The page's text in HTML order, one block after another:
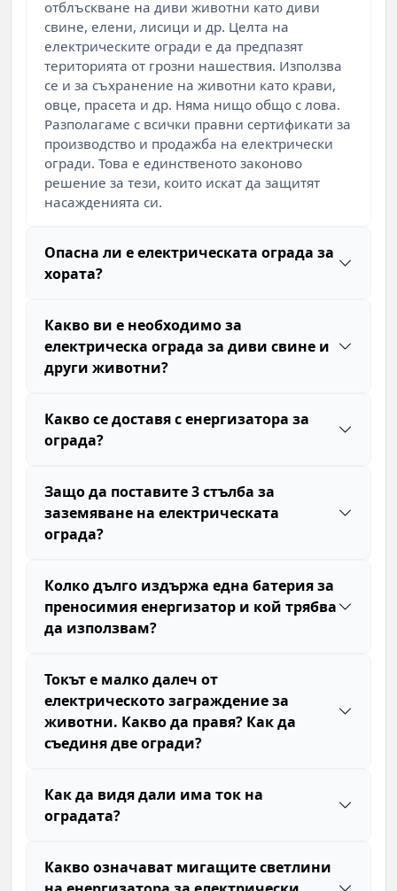
отблъскване на диви животни като диви
свине, елени, лисици и др. Целта на
електрическите огради е да предпазят
територията от грозни нашествия. Използва
се и за съхранение на животни като крави,
овце, прасета и др. Няма нищо общо с лова.
Разполагаме с всички правни сертификати за
производство и продажба на електрически
огради. Това е единственото законово
решение за тези, които искат да защитят
насажденията си.
Опасна ли е електрическата ограда за
хората?
Какво ви е необходимо за
електрическа ограда за диви свине и
други животни?
Какво се доставя с енергизатора за
ограда?
Защо да поставите 3 стълба за
заземяване на електрическата
ограда?
Колко дълго издържа една батерия за
преносимия енергизатор и кой трябва
да използвам?
Токът е малко далеч от
електрическото заграждение за
животни. Какво да правя? Как да
съединя две огради?
Как да видя дали има ток на
оградата?
Какво означават мигащите светлини